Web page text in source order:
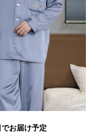
お届け予定